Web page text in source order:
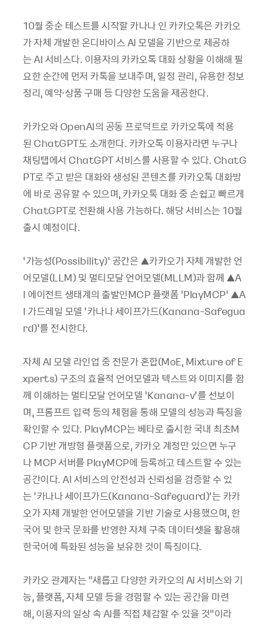
10월 중순 테스트를 시작할 카나나 인 카카오톡은 카카오
가 자체 개발한 온디바이스 AI 모델을 기반으로 제공하
는 AI 서비스다. 이용자의 카카오톡 대화 상황을 이해해 필
요한 순간에 먼저 카톡을 보내주며, 일정 관리, 유용한 정보
정리, 예약·상품 구매 등 다양한 도움을 제공한다.
카카오와 OpenAI의 공동 프로덕트로 카카오톡에 적용
된 ChatGPT도 소개한다. 카카오톡 이용자라면 누구나
채팅탭에서 ChatGPT 서비스를 사용할 수 있다. ChatG
PT로 주고 받은 대화와 생성된 콘텐츠를 카카오톡 대화방
에 바로 공유할 수 있으며, 카카오톡 대화 중 손쉽고 빠르게
ChatGPT로 전환해 사용 가능하다. 해당 서비스는 10월
출시 예정이다.
‘가능성(Possibility)’ 공간은 ▲카카오가 자체 개발한 언
어모델(LLM) 및 멀티모달 언어모델(MLLM)과 함께 ▲A
I 에이전트 생태계의 출발인MCP 플랫폼 ‘PlayMCP’ ▲A
I 가드레일 모델 ‘카나나 세이프가드(Kanana-Safegua
rd)’를 전시한다.
자체 AI 모델 라인업 중 전문가 혼합(MoE, Mixture of E
xperts) 구조의 효율적 언어모델과 텍스트와 이미지를 함
께 이해하는 멀티모달 언어모델 ‘Kanana-v’를 선보이
며, 프롬프트 입력 등의 체험을 통해 모델의 성능과 특징을
확인할 수 있다. PlayMCP는 베타로 출시한 국내 최초M
CP 기반 개방형 플랫폼으로, 카카오 계정만 있으면 누구
나 MCP 서버를 PlayMCP에 등록하고 테스트할 수 있는
공간이다. AI 서비스의 안전성과 신뢰성을 검증할 수 있
는 ‘카나나 세이프가드(Kanana-Safeguard)’는 카카
오가 자체 개발한 언어모델을 기반 기술로 사용했으며, 한
국어 및 한국 문화를 반영한 자체 구축 데이터셋을 활용해
한국어에 특화된 성능을 보유한 것이 특징이다.
카카오 관계자는 “새롭고 다양한 카카오의 AI 서비스와 기
능, 플랫폼, 자체 모델 등을 경험할 수 있는 공간을 마련
해, 이용자의 일상 속 AI를 직접 체감할 수 있을 것”이라